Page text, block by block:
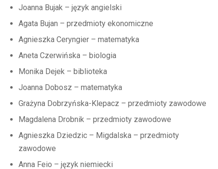
Joanna Bujak – język angielski
Agata Bujan – przedmioty ekonomiczne
Agnieszka Ceryngier – matematyka
Aneta Czerwińska – biologia
Monika Dejek – biblioteka
Joanna Dobosz – matematyka
Grażyna Dobrzyńska-Klepacz – przedmioty zawodowe
Magdalena Drobnik – przedmioty zawodowe
Agnieszka Dziedzic – Migdalska – przedmioty
zawodowe
Anna Feio – język niemiecki